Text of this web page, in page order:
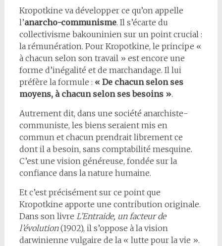
Kropotkine va développer ce qu’on appelle
l’anarcho-communisme. Il s’écarte du
collectivisme bakouninien sur un point crucial :
la rémunération. Pour Kropotkine, le principe «
à chacun selon son travail » est encore une
forme d’inégalité et de marchandage. Il lui
préfère la formule : « De chacun selon ses
moyens, à chacun selon ses besoins ».
Autrement dit, dans une société anarchiste-
communiste, les biens seraient mis en
commun et chacun prendrait librement ce
dont il a besoin, sans comptabilité mesquine.
C’est une vision généreuse, fondée sur la
confiance dans la nature humaine.
Et c’est précisément sur ce point que
Kropotkine apporte une contribution originale.
Dans son livre L’Entraide, un facteur de
l’évolution(1902), il s’oppose à la vision
darwinienne vulgaire de la « lutte pour la vie ».